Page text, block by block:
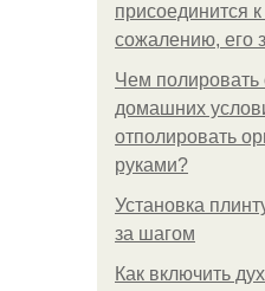
присоединится
сожалению, его
Чем полировать
домашних
отполировать
руками?
Установка
за шагом
Как включить